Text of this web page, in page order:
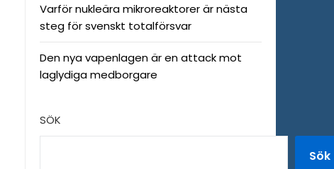
Varför nukleära mikroreaktorer är nästa
steg för svenskt totalförsvar
Den nya vapenlagen är en attack mot
laglydiga medborgare
SÖK
Sök